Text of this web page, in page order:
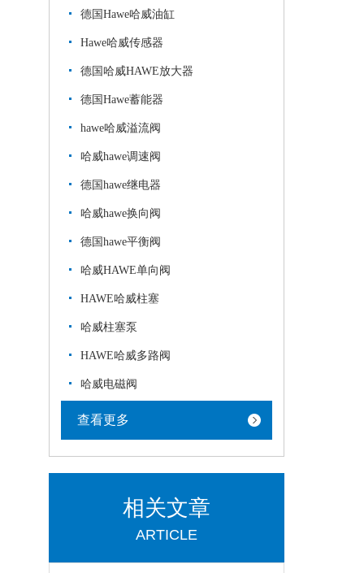
德国Hawe哈威油缸
Hawe哈威传感器
德国哈威HAWE放大器
德国Hawe蓄能器
hawe哈威溢流阀
哈威hawe调速阀
德国hawe继电器
哈威hawe换向阀
德国hawe平衡阀
哈威HAWE单向阀
HAWE哈威柱塞
哈威柱塞泵
HAWE哈威多路阀
哈威电磁阀
查看更多
相关文章
ARTICLE